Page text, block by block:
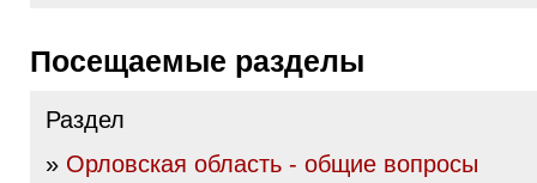
Посещаемые разделы
Раздел
» Орловская область - общие вопросы